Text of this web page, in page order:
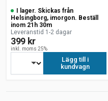
I lager. Skickas från
Helsingborg, imorgon. Beställ
inom 21h 30m
Leveranstid 1-2 dagar
399 kr
inkl. moms 25%
Lägg till i
kundvagn